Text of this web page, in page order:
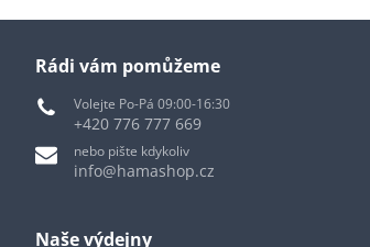
Rádi vám pomůžeme
Volejte Po-Pá 09:00-16:30
+420 776 777 669
nebo pište kdykoliv
info@hamashop.cz
Naše výdejny